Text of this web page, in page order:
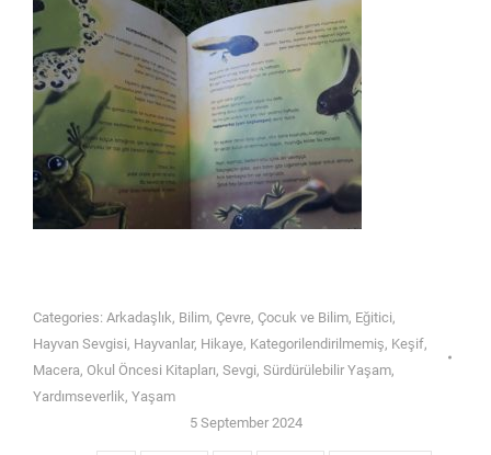
Categories: Arkadaşlık, Bilim, Çevre, Çocuk ve Bilim, Eğitici,
Hayvan Sevgisi, Hayvanlar, Hikaye, Kategorilendirilmemiş, Keşif,
Macera, Okul Öncesi Kitapları, Sevgi, Sürdürülebilir Yaşam,
Yardımseverlik, Yaşam
5 September 2024